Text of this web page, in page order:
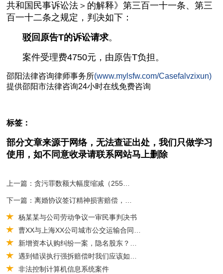
共和国民事诉讼法＞的解释》第三百一十一条、第三
百一十二条之规定，判决如下：
驳回原告T的诉讼请求。
案件受理费4750元，由原告T负担。
邵阳法律咨询律师事务所(www.mylsfw.com/Casefalvzixun)
提供邵阳市法律咨询24小时在线免费咨询
标签：
部分文章来源于网络，无法查证出处，我们只做学习
使用，如不同意收录请联系网站马上删除
杨某某与公司劳动争议一审民事判决书
曹XX与上海XX公司城市公交运输合同纠纷民事二审案件民事判决书
新增资本认购纠纷一案，隐名股东？为当事人拿回股金50万以及违约金
遇到错误执行强拆赔偿时我们应该如何维权
非法控制计算机信息系统案件